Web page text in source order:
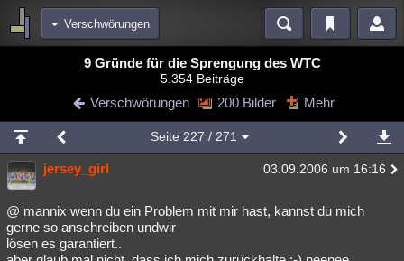
Verschwörungen
Blogs Videos
Chat Wiki Neuigkeiten
meine Rubriken
Menschen Wissenschaft Mystery Kriminalfälle
Spiritualität Verschwörungen Technologie Ufologie
Natur Umfragen
9 Gründe für die Sprengung des WTC
5.354 Beiträge
Verschwörungen 200 Bilder Mehr
Seite 227 / 271
jersey_girl 03.09.2006 um 16:16
@ mannix wenn du ein Problem mit mir hast, kannst du mich
gerne so anschreiben undwir
lösen es garantiert..